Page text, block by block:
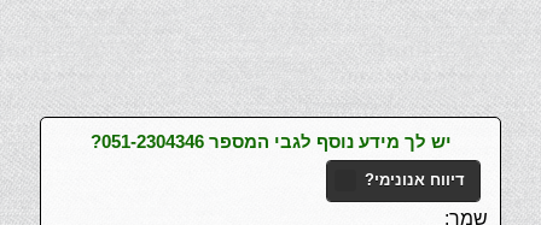
יש לך מידע נוסף לגבי המספר 051-2304346?
דיווח אנונימי?
שמך: